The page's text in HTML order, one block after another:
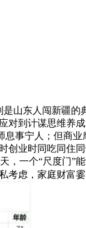
山东人闯新疆
到计谋思维养
事宁人；但商
业时同吃同住
一个“尺度门”
私考虑，家庭财富